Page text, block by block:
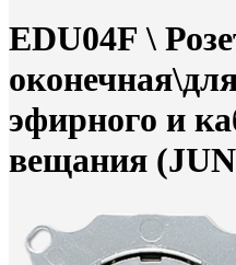
EDU04F \
эфирного и
вещания